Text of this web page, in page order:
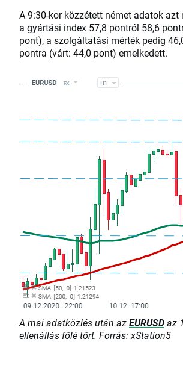
A 9:30-kor közzétett német adatok
a gyártási index 57,8 pontról 58,6
pont), a szolgáltatási mérték pedig
pontra (várt: 44,0 pont) emelkedett.
A mai adatközlés után azEURUSDaz
ellenállás fölé tört. Forrás: xStation5